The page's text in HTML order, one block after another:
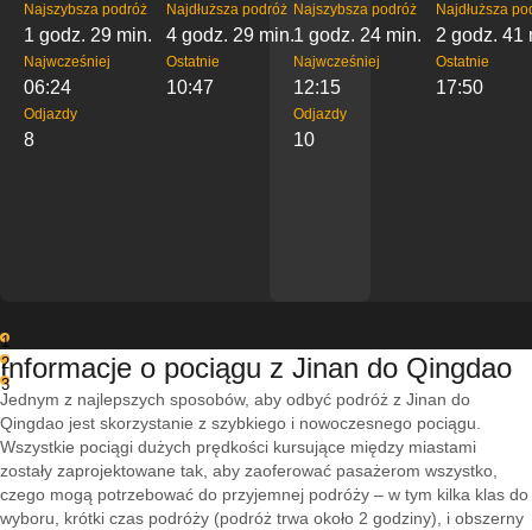
Najszybsza podróż
1 godz. 29 min.
Najdłuższa podróż
4 godz. 29 min.
Najwcześniej
06:24
Ostatnie
10:47
Odjazdy
8
Najszybsza podróż
1 godz. 24 min.
Najdłuższa
2 godz. 41
Najwcześniej
12:15
Ostatnie
17:50
Odjazdy
10
1
2
3
Informacje o pociągu z Jinan do Qingdao
Jednym z najlepszych sposobów, aby odbyć podróż z Jinan do
Qingdao jest skorzystanie z szybkiego i nowoczesnego pociągu.
Wszystkie pociągi dużych prędkości kursujące między miastami
zostały zaprojektowane tak, aby zaoferować pasażerom wszystko,
czego mogą potrzebować do przyjemnej podróży – w tym kilka klas do
wyboru, krótki czas podróży (podróż trwa około 2 godziny), i obszerny